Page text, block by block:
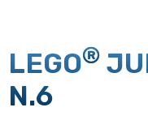
LEGO®
N.6